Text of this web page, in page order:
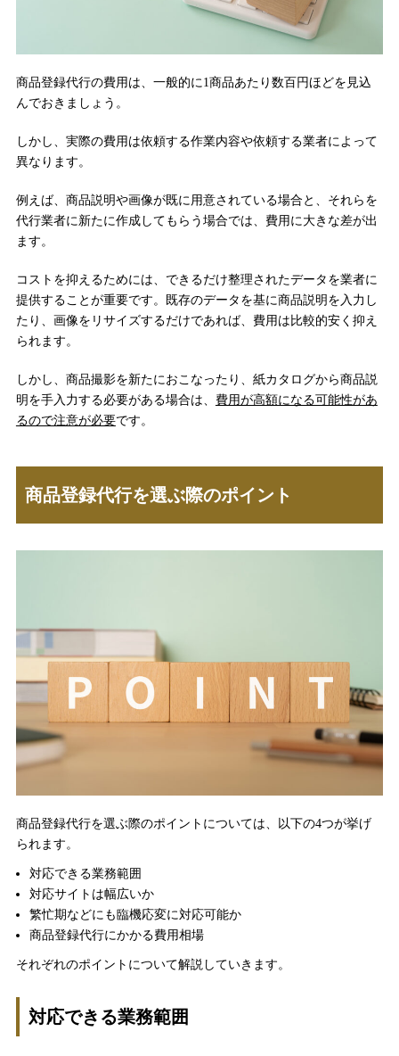
商品登録代行の費用は、一般的に1商品あたり数百円ほどを見込
んでおきましょう。
しかし、実際の費用は依頼する作業内容や依頼する業者によって
異なります。
例えば、商品説明や画像が既に用意されている場合と、それらを
代行業者に新たに作成してもらう場合では、費用に大きな差が出
ます。
コストを抑えるためには、できるだけ整理されたデータを業者に
提供することが重要です。既存のデータを基に商品説明を入力し
たり、画像をリサイズするだけであれば、費用は比較的安く抑え
られます。
しかし、商品撮影を新たにおこなったり、紙カタログから商品説
明を手入力する必要がある場合は、 費用が高額になる可能性があ
るので注意が必要です。
商品登録代行を選ぶ際のポイント
商品登録代行を選ぶ際のポイントについては、以下の4つが挙げ
られます。
対応できる業務範囲
対応サイトは幅広いか
繁忙期などにも臨機応変に対応可能か
商品登録代行にかかる費用相場
それぞれのポイントについて解説していきます。
対応できる業務範囲